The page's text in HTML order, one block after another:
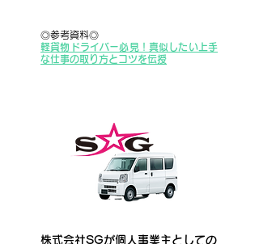
◎参考資料◎
軽貨物ドライバー必見！ 真似したい上手
な仕事の取り方とコツを伝授
株式会社SGが個人事業主としての